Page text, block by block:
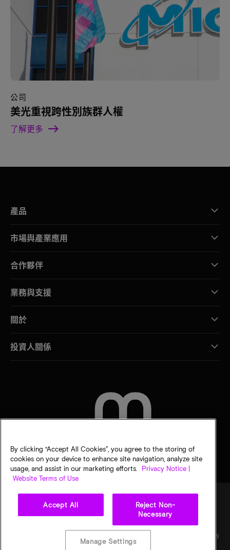
公司
美光重視跨性別族群人權
了解更多
產品
市場與產業應用
合作夥伴
業務與支援
關於
投資人關係
Micron Technology, Inc. 保留所有權利。資訊、產品和／或規格若有變動，恕不另行
通知。所有提供之資訊皆以「現況」為基準，不提供任何形式的保固。繪圖可能不符合比
By clicking “Accept All Cookies”, you agree to the storing of
cookies on your device to enhance site navigation, analyze site
usage, and assist in our marketing efforts.
Privacy Notice |
Website Terms of Use
Accept All
Reject Non-
Necessary
Manage Settings